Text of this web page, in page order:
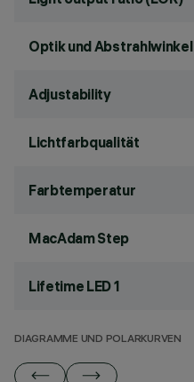
Optik und Abstrahlwinkel
Adjustability
Lichtfarbqualität
Farbtemperatur
MacAdam Step
Lifetime LED 1
DIAGRAMME UND POLARKURVEN